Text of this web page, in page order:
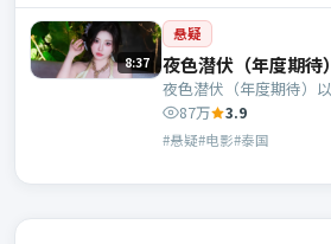
8:37
悬疑
夜色潜伏（年度期待）
夜色潜伏（年度期待）
的抉择与人物成长；泰
雨、杨紫琼等主演。
87万 3.9
#悬疑#电影#泰国